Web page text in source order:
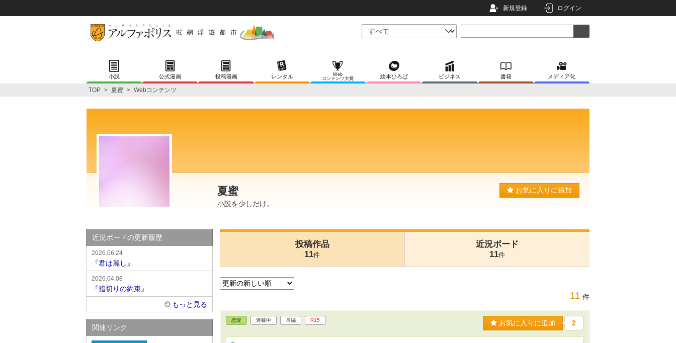
新規登録 ログイン
小説 公式漫画 投稿漫画 レンタル
Web
コンテンツ大賞
絵本ひろば ビジネス 書籍 メディア化
TOP > 夏蜜 > Webコンテンツ
夏蜜
小説を少しだけ。
お気に入りに追加
投稿作品
11件
近況ボード
11件
11 件
恋愛 連載中 長編 R15 お気に入りに追加 2
近況ボードの更新履歴
2026.06.24
『君は麗し』
2026.04.08
『指切りの約束』
もっと見る
関連リンク